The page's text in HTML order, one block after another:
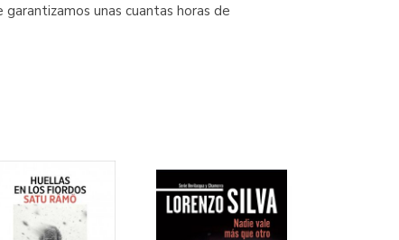
unas cuantas horas de